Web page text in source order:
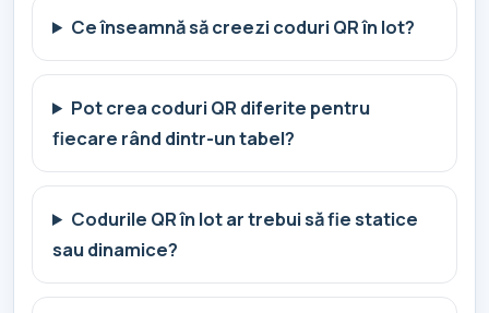
Ce înseamnă să creezi coduri QR în lot?
Pot crea coduri QR diferite pentru
fiecare rând dintr-un tabel?
Codurile QR în lot ar trebui să fie statice
sau dinamice?